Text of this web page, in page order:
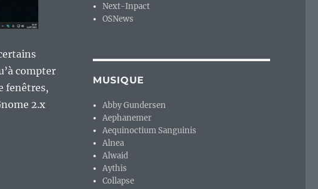
compter
fenêtres,
2.x
Next-Inpact
OSNews
MUSIQUE
Abby Gundersen
Aephanemer
Aequinoctium Sanguinis
Alnea
Alwaid
Aythis
Collapse